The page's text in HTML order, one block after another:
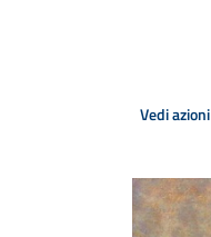
Vedi azioni